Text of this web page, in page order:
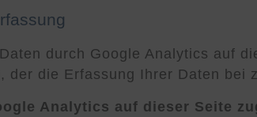
durch Google Analytics auf
der die Erfassung Ihrer Daten bei
Analytics auf dieser Seite